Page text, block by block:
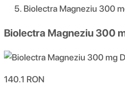
Biolectra Magneziu 300
Biolectra Magneziu 300
140.1 RON